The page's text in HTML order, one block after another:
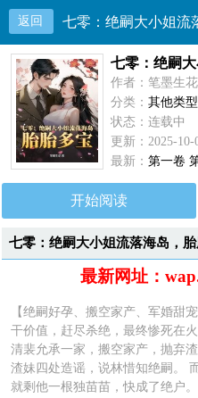
返回
七零：绝嗣
作者：笔墨生花
分类：其他类型
状态：连载中
更新：2025-10-
最新：第一卷
开始阅读
七零：绝嗣大小姐流落海岛，
最新网址：
【绝嗣好孕、搬空家产、军婚甜
干价值，赶尽杀绝，最终惨死在
清裴允承一家，搬空家产，抛弃
渣妹四处造谣，说林惜知绝嗣。
就剩他一根独苗苗，快成了绝户